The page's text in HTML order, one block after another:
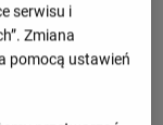
serwisu i
Zmiana
pomocą ustawień